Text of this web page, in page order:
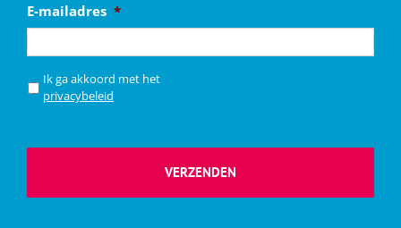
E-mailadres *
Ik ga akkoord met het
privacybeleid